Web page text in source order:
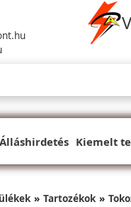
Álláshirdetés Kiemelt
Tartozékok